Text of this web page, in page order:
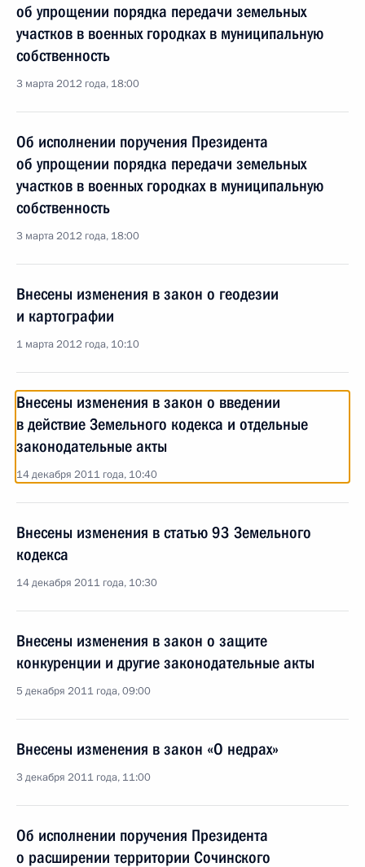
об упрощении порядка передачи земельных
участков в военных городках в муниципальную
собственность
3 марта 2012 года, 18:00
Об исполнении поручения Президента
об упрощении порядка передачи земельных
участков в военных городках в муниципальную
собственность
3 марта 2012 года, 18:00
Внесены изменения в закон о геодезии
и картографии
1 марта 2012 года, 10:10
Внесены изменения в закон о введении
в действие Земельного кодекса и отдельные
законодательные акты
14 декабря 2011 года, 10:40
Внесены изменения в статью 93 Земельного
кодекса
14 декабря 2011 года, 10:30
Внесены изменения в закон о защите
конкуренции и другие законодательные акты
5 декабря 2011 года, 09:00
Внесены изменения в закон «О недрах»
3 декабря 2011 года, 11:00
Об исполнении поручения Президента
о расширении территории Сочинского